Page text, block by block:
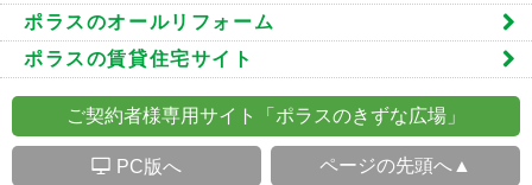
ポラスのオールリフォーム
ポラスの賃貸住宅サイト
ご契約者様専用サイト「ポラスのきずな広場」
S PC版へ ページの先頭へ▲